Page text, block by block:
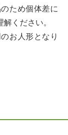
ため個体差に
ください。
お人形となり